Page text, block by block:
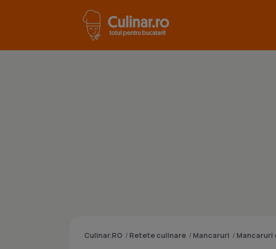
Culinar.RO / Retete culinare / Mancaruri / Mancaruri